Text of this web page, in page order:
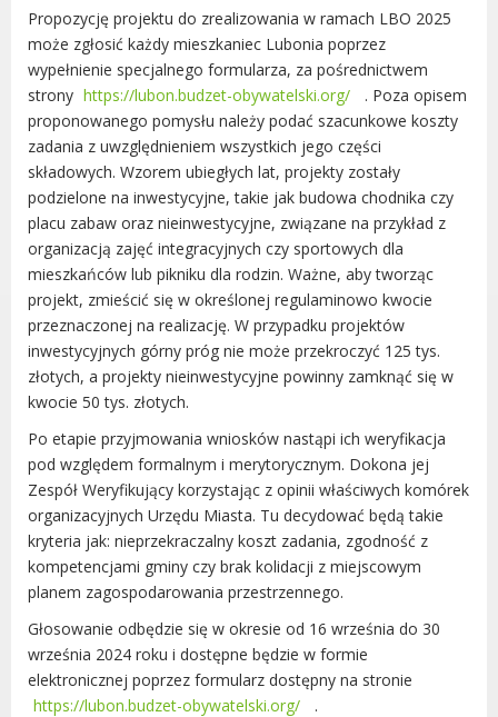
Radni Rady Miasta Luboń
Sesja Rady Miasta
Harmonogram dyżurów radnych
Komisje Rady Miasta Luboń
Terminarz spotkań komisji
Uchwały Rady Miasta Luboń
Młodzieżowa Rada Miasta Luboń
Rada Gospodarcza
POZOSTAŁE
Państwowy Fundusz Rehabilitacji Osób
Niepełnosprawnych
Zakład Ubezpieczeń Społecznych
Poznańska Lokalna Organizacja
Turystyczna
Urząd statystyczny w Poznaniu
Instytut Rozwoju Wsi i Rolnictwa
Polskiej Akademii Nauk
Wielkopolski Park Narodowy
Muzeum Narodowe Rolnictwa i
Przemysłu Rolno-Spożywczego w
Propozycję projektu do zrealizowania w ramach LBO 2025
może zgłosić każdy mieszkaniec Lubonia poprzez
wypełnienie specjalnego formularza, za pośrednictwem
strony https://lubon.budzet-obywatelski.org/
. Poza opisem
proponowanego pomysłu należy podać szacunkowe koszty
zadania z uwzględnieniem wszystkich jego części
składowych. Wzorem ubiegłych lat, projekty zostały
podzielone na inwestycyjne, takie jak budowa chodnika czy
placu zabaw oraz nieinwestycyjne, związane na przykład z
organizacją zajęć integracyjnych czy sportowych dla
mieszkańców lub pikniku dla rodzin. Ważne, aby tworząc
projekt, zmieścić się w określonej regulaminowo kwocie
przeznaczonej na realizację. W przypadku projektów
inwestycyjnych górny próg nie może przekroczyć 125 tys.
złotych, a projekty nieinwestycyjne powinny zamknąć się w
kwocie 50 tys. złotych.
Po etapie przyjmowania wniosków nastąpi ich weryfikacja
pod względem formalnym i merytorycznym. Dokona jej
Zespół Weryfikujący korzystając z opinii właściwych komórek
organizacyjnych Urzędu Miasta. Tu decydować będą takie
kryteria jak: nieprzekraczalny koszt zadania, zgodność z
kompetencjami gminy czy brak kolidacji z miejscowym
planem zagospodarowania przestrzennego.
Głosowanie odbędzie się w okresie od 16 września do 30
września 2024 roku i dostępne będzie w formie
elektronicznej poprzez formularz dostępny na stronie
https://lubon.budzet-obywatelski.org/
.